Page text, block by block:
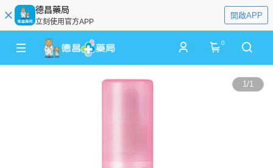
德昌藥局
立刻使用官方APP
開啟APP
0
1/1